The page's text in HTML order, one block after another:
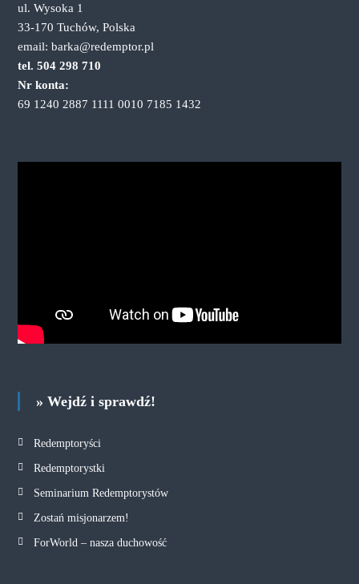
ul. Wysoka 1
33-170 Tuchów, Polska
email: barka@redemptor.pl
tel. 504 298 710
Nr konta:
69 1240 2887 1111 0010 7185 1432
» Wejdź i sprawdź!
Redemptoryści
Redemptorystki
Seminarium Redemptorystów
Zostań misjonarzem!
ForWorld – nasza duchowość